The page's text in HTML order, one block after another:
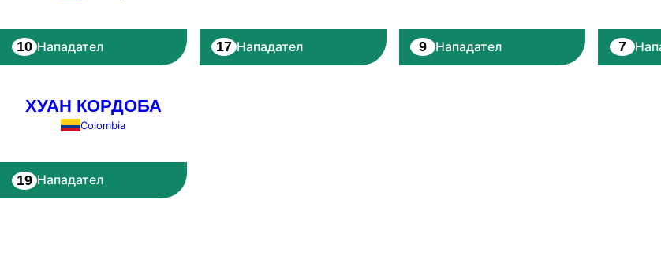
10 Нападател 17 Нападател 9 Нападател 7
ХУАН КОРДОБА
Colombia
19 Нападател